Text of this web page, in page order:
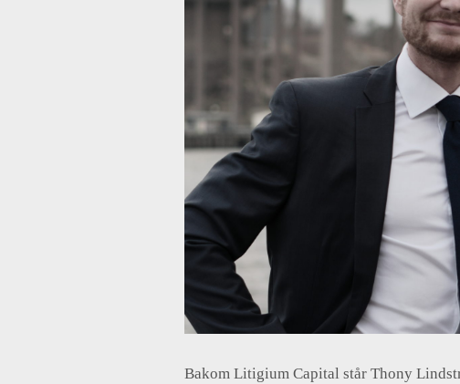
Bakom Litigium Capital står Thony